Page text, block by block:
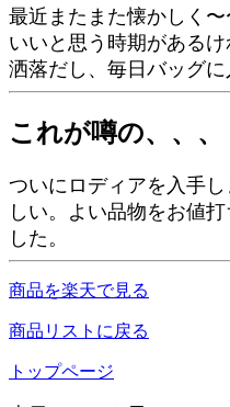
最近またまた懐かしく
いいと思う時期がある
洒落だし、毎日バッグに
これが噂の、、、
ついにロディアを入手
しい。よい品物をお値
した。
商品を楽天で見る
商品リストに戻る
トップページ